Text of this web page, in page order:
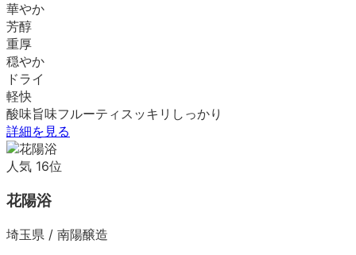
華やか
芳醇
重厚
穏やか
ドライ
軽快
酸味旨味フルーティ スッキリ しっかり
詳細を見る
人気 16位
花陽浴
埼玉県 / 南陽醸造